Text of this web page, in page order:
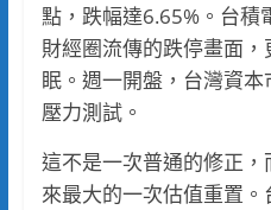
點，跌幅達6.65%。台積
財經圈流傳的跌停畫面
眠。週一開盤，台灣資
壓力測試。
這不是一次普通的修正
來最大的一次估值重置